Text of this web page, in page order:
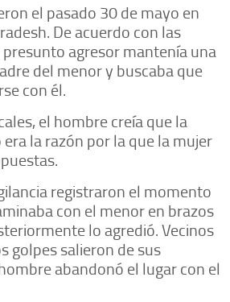
el pasado 30 de mayo en
De acuerdo con las
agresor mantenía una
del menor y buscaba que
con él.
el hombre creía que la
la razón por la que la mujer
registraron el momento
con el menor en brazos
lo agredió. Vecinos
golpes salieron de sus
abandonó el lugar con el